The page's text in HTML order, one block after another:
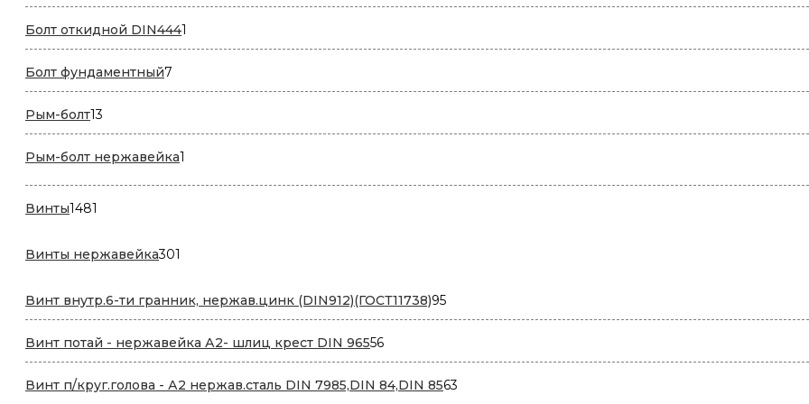
товаров
Болт откидной DIN4441
товар
Болт фундаментный7
товаров
Рым-болт13
товаров
Рым-болт нержавейка1
Винты1481
Винты нержавейка301
Винт внутр.6-ти гранник, нержав.цинк (DIN912)(ГОСТ11738)9595
товаров
Винт потай - нержавейка А2- шлиц крест DIN 9655656
товаров
Винт п/круг.голова - А2 нержав.сталь DIN 7985,DIN 84,DIN 8563